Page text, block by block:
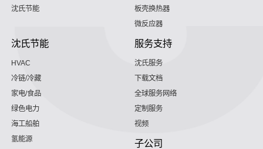
沈氏节能
板壳换热器
微反应器
沈氏节能
HVAC
冷链/冷藏
家电/食品
绿色电力
海工船舶
氢能源
服务支持
沈氏服务
下载文档
全球服务网络
定制服务
视频
子公司